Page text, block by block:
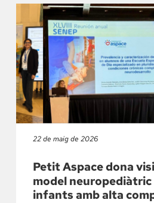
22 de maig de 2026
Petit Aspace dona
model
infants amb alta